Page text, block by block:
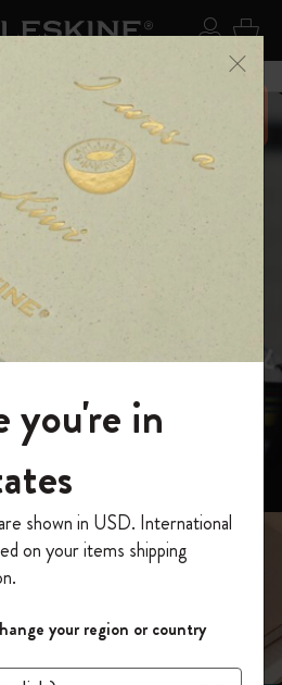
切替 ログ
ドなど) カ
ご購入で送料無料 メニ
から始まる物語
（リフレー
ラス）
スライド表示0
スライド表示1
スライド表示2
示3
の世界へようこそ
」を入力すると、初回注
料無料になります。セ
ット品は適用外。
トを作成して限定オフ
さらに多くのインスピ
手に入れましょう。
you're in
shown in USD. International
on your items shipping
your region or country